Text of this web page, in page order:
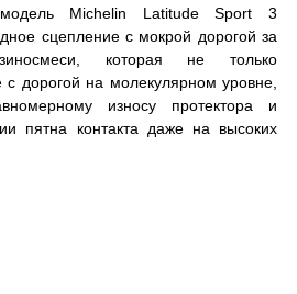
Michelin Latitude Sport 3
сцепление с мокрой дорогой за
которая не только
с дорогой на молекулярном уровне,
износу протектора и
пятна контакта даже на высоких